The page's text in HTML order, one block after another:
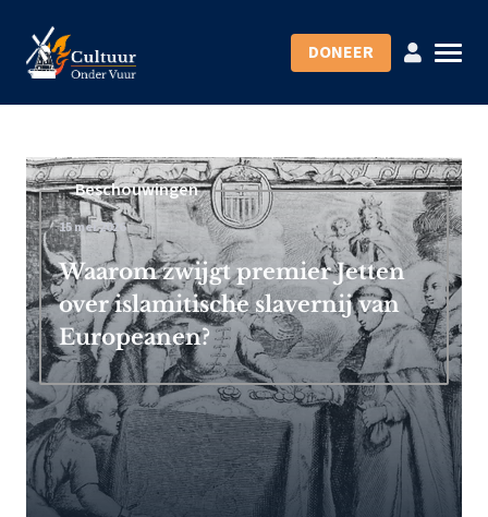
DONEER
Beschouwingen
15 mei 2026
Waarom zwijgt premier Jetten
over islamitische slavernij van
Europeanen?